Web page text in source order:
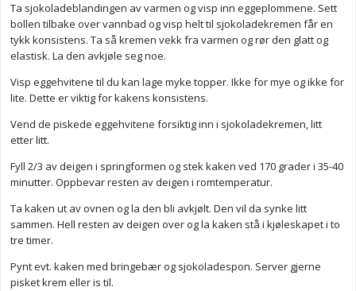
Ta sjokoladeblandingen av varmen og visp inn eggeplommene. Sett
bollen tilbake over vannbad og visp helt til sjokoladekremen får en
tykk konsistens. Ta så kremen vekk fra varmen og rør den glatt og
elastisk. La den avkjøle seg noe.
Visp eggehvitene til du kan lage myke topper. Ikke for mye og ikke for
lite. Dette er viktig for kakens konsistens.
Vend de piskede eggehvitene forsiktig inn i sjokoladekremen, litt
etter litt.
Fyll 2/3 av deigen i springformen og stek kaken ved 170 grader i 35-40
minutter. Oppbevar resten av deigen i romtemperatur.
Ta kaken ut av ovnen og la den bli avkjølt. Den vil da synke litt
sammen. Hell resten av deigen over og la kaken stå i kjøleskapet i to
tre timer.
Pynt evt. kaken med bringebær og sjokoladespon. Server gjerne
pisket krem eller is til.